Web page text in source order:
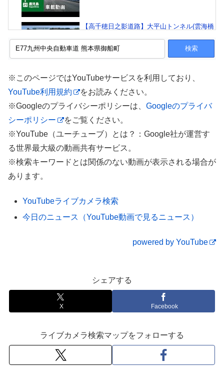
【高千穂日之影道路】大平山トンネル(雲海橋
熊本西環状線
(143-1)高速道路【熊本県宇城市→福岡県大牟
田市① 宇城市松橋IC→菊水IC】2026.04
道・宮崎自動車道・国道223号ほか〈Ryouba
※このページではYouTubeサービスを利用しており、
YouTube利用規約
をお読みください。
※Googleのプライバシーポリシーは、 Googleのプライバ
シーポリシー
をご覧ください。
※YouTube（ユーチューブ）とは？：Google社が運営す
る世界最大級の動画共有サービス。
※検索キーワードとは関係のない動画が表示される場合が
あります。
YouTubeライブカメラ検索
今日のニュース（YouTube動画で見るニュース）
powered by YouTube
シェアする
X Facebook
ライブカメラ検索マップをフォローする